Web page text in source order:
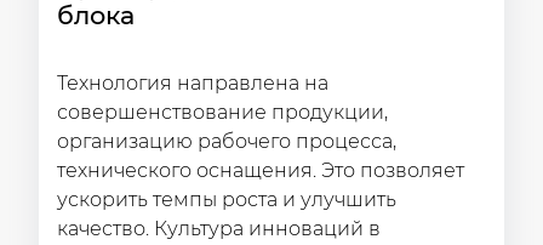
блока
Технология направлена на
совершенствование продукции,
организацию рабочего процесса,
технического оснащения. Это позволяет
ускорить темпы роста и улучшить
качество. Культура инноваций в